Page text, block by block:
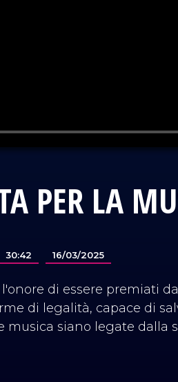
PER LA
30:42 16/03/2025
di essere premiati
di legalità, capace di
musica siano legate dalla